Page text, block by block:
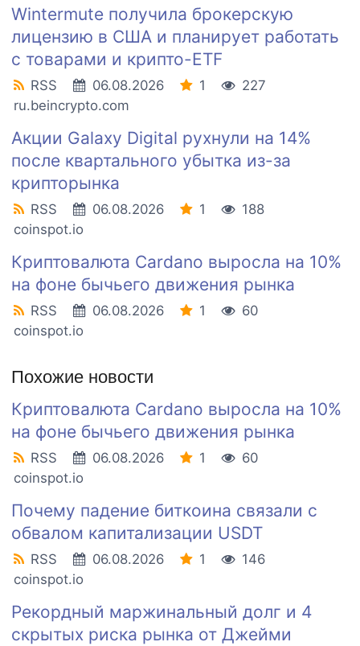
Wintermute получила брокерскую
лицензию в США и планирует работать
с товарами и крипто-ETF
RSS 06.08.2026 1
227
ru.beincrypto.com
Акции Galaxy Digital рухнули на 14%
после квартального убытка из-за
крипторынка
RSS 06.08.2026 1
188
coinspot.io
Криптовалюта Cardano выросла на 10%
на фоне бычьего движения рынка
RSS 06.08.2026 1
60
coinspot.io
Похожие новости
Криптовалюта Cardano выросла на 10%
на фоне бычьего движения рынка
RSS 06.08.2026 1
60
coinspot.io
Почему падение биткоина связали с
обвалом капитализации USDT
RSS 06.08.2026 1
146
coinspot.io
Рекордный маржинальный долг и 4
скрытых риска рынка от Джейми